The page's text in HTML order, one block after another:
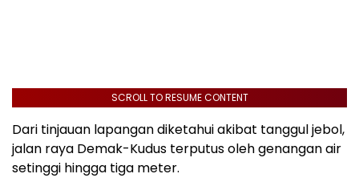
SCROLL TO RESUME CONTENT
Dari tinjauan lapangan diketahui akibat tanggul jebol,
jalan raya Demak-Kudus terputus oleh genangan air
setinggi hingga tiga meter.